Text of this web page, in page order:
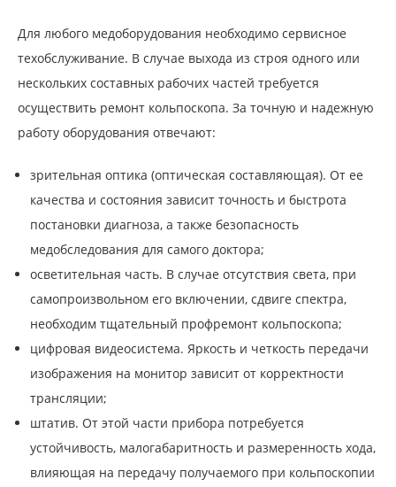
Для любого медоборудования необходимо сервисное
техобслуживание. В случае выхода из строя одного или
нескольких составных рабочих частей требуется
осуществить ремонт кольпоскопа. За точную и надежную
работу оборудования отвечают:
зрительная оптика (оптическая составляющая). От ее
качества и состояния зависит точность и быстрота
постановки диагноза, а также безопасность
медобследования для самого доктора;
осветительная часть. В случае отсутствия света, при
самопроизвольном его включении, сдвиге спектра,
необходим тщательный профремонт кольпоскопа;
цифровая видеосистема. Яркость и четкость передачи
изображения на монитор зависит от корректности
трансляции;
штатив. От этой части прибора потребуется
устойчивость, малогабаритность и размеренность хода,
влияющая на передачу получаемого при кольпоскопии